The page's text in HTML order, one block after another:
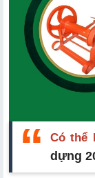
Có thể
dựng